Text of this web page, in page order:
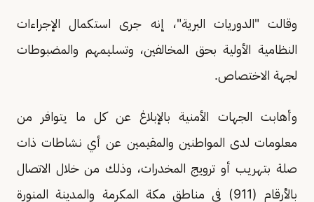
وقالت "الدوريات البرية"، إنه جرى استكمال الإجراءات
النظامية الأولية بحق المخالفين، وتسليمهم والمضبوطات
لجهة الاختصاص.
وأهابت الجهات الأمنية بالإبلاغ عن كل ما يتوافر من
معلومات لدى المواطنين والمقيمين عن أي نشاطات ذات
صلة بتهريب أو ترويج المخدرات، وذلك من خلال الاتصال
بالأرقام (911) في مناطق مكة المكرمة والمدينة المنورة